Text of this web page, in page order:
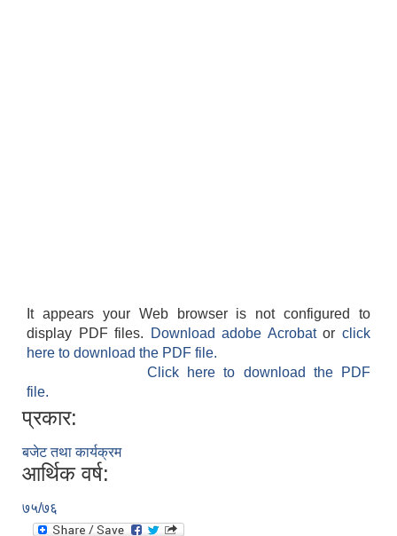
It appears your Web browser is not configured to
display PDF files.
Download adobe Acrobatorclick
here to download the PDF file.
Click here to download the PDF
file.
प्रकार:
बजेट तथा कार्यक्रम
आर्थिक वर्ष:
७५/७६